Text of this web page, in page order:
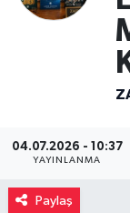
04.07.2026 - 10:37
YAYINLANMA
Paylaş
Genel
Kültür
Magazin
Tüm
Son